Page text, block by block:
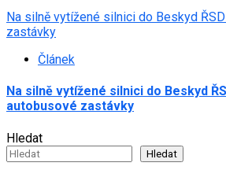
Na silně vytížené silnici do Beskyd
zastávky
Článek
Na silně vytížené silnici do Beskyd
autobusové zastávky
Hledat
Hledat